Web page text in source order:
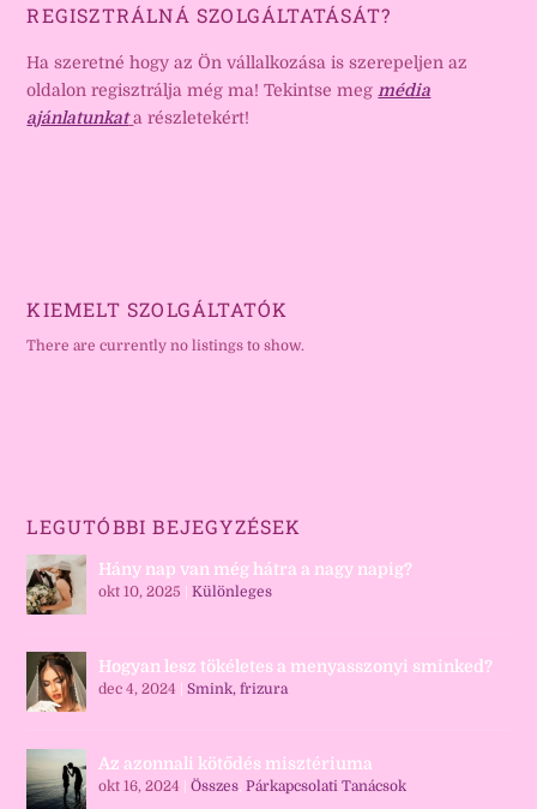
REGISZTRÁLNÁ SZOLGÁLTATÁSÁT?
Ha szeretné hogy az Ön vállalkozása is szerepeljen az
oldalon regisztrálja még ma! Tekintse meg média
ajánlatunkat a részletekért!
KIEMELT SZOLGÁLTATÓK
There are currently no listings to show.
LEGUTÓBBI BEJEGYZÉSEK
Hány nap van még hátra a nagy napig?
okt 10, 2025 |Különleges
Hogyan lesz tökéletes a menyasszonyi sminked?
dec 4, 2024 |Smink, frizura
Az azonnali kötődés misztériuma
okt 16, 2024 |Összes,Párkapcsolati Tanácsok